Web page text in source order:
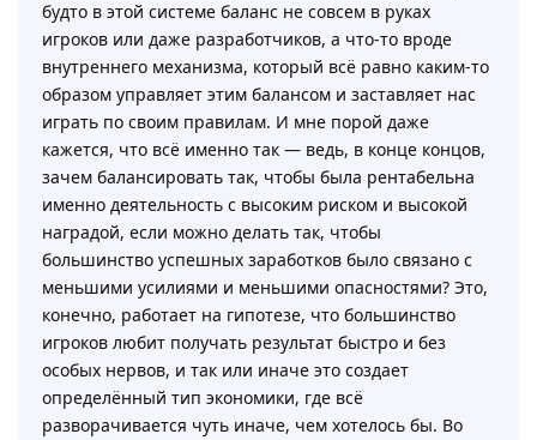
будто в этой системе баланс не совсем в руках
игроков или даже разработчиков, а что-то вроде
внутреннего механизма, который всё равно каким-то
образом управляет этим балансом и заставляет нас
играть по своим правилам. И мне порой даже
кажется, что всё именно так — ведь, в конце концов,
зачем балансировать так, чтобы была рентабельна
именно деятельность с высоким риском и высокой
наградой, если можно делать так, чтобы
большинство успешных заработков было связано с
меньшими усилиями и меньшими опасностями? Это,
конечно, работает на гипотезе, что большинство
игроков любит получать результат быстро и без
особых нервов, и так или иначе это создает
определённый тип экономики, где всё
разворачивается чуть иначе, чем хотелось бы. Во